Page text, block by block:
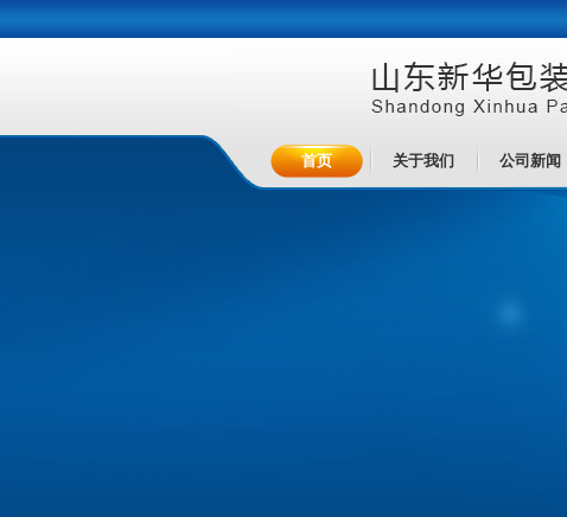
首页 关于我们
关于我们
公司新闻
公司新闻